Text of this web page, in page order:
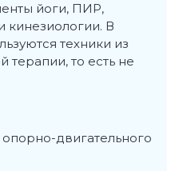
йоги, ПИР,
кинезиологии. В
техники из
терапии, то есть не
двигательного